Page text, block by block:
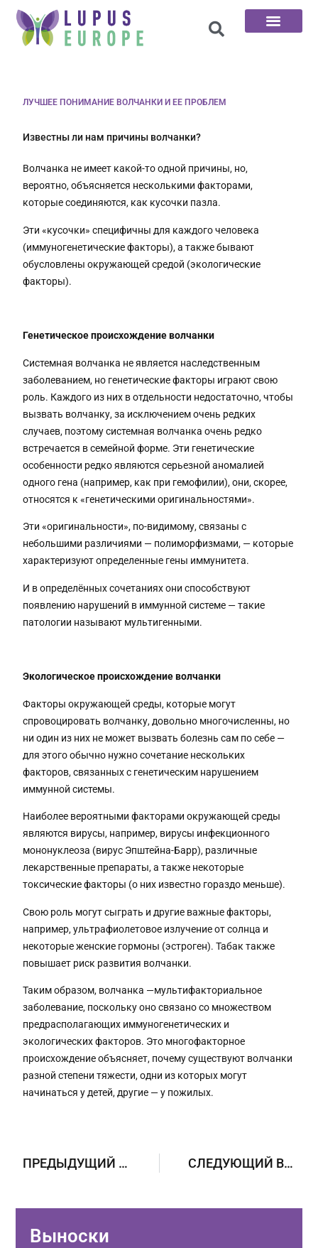
ЛУЧШЕЕ ПОНИМАНИЕ ВОЛЧАНКИ И ЕЕ ПРОБЛЕМ
Известны ли нам причины волчанки?
Волчанка не имеет какой-то одной причины, но,
вероятно, объясняется несколькими факторами,
которые соединяются, как кусочки пазла.
Эти «кусочки» специфичны для каждого человека
(иммуногенетические факторы), а также бывают
обусловлены окружающей средой (экологические
факторы).
Генетическое происхождение волчанки
Системная волчанка не является наследственным
заболеванием, но генетические факторы играют свою
роль. Каждого из них в отдельности недостаточно, чтобы
вызвать волчанку, за исключением очень редких
случаев, поэтому системная волчанка очень редко
встречается в семейной форме. Эти генетические
особенности редко являются серьезной аномалией
одного гена (например, как при гемофилии), они, скорее,
относятся к «генетическими оригинальностями».
Эти «оригинальности», по-видимому, связаны с
небольшими различиями — полиморфизмами, — которые
характеризуют определенные гены иммунитета.
И в определённых сочетаниях они способствуют
появлению нарушений в иммунной системе — такие
патологии называют мультигенными.
Экологическое происхождение волчанки
Факторы окружающей среды, которые могут
спровоцировать волчанку, довольно многочисленны, но
ни один из них не может вызвать болезнь сам по себе —
для этого обычно нужно сочетание нескольких
факторов, связанных с генетическим нарушением
иммунной системы.
Наиболее вероятными факторами окружающей среды
являются вирусы, например, вирусы инфекционного
мононуклеоза (вирус Эпштейна-Барр), различные
лекарственные препараты, а также некоторые
токсические факторы (о них известно гораздо меньше).
Свою роль могут сыграть и другие важные факторы,
например, ультрафиолетовое излучение от солнца и
некоторые женские гормоны (эстроген). Табак также
повышает риск развития волчанки.
Таким образом, волчанка —мультифакториальное
заболевание, поскольку оно связано со множеством
предрасполагающих иммуногенетических и
экологических факторов. Это многофакторное
происхождение объясняет, почему существуют волчанки
разной степени тяжести, одни из которых могут
начинаться у детей, другие — у пожилых.
ПРЕДЫДУЩИЙ ВОПРОС СЛЕДУЮЩИЙ ВОПРОС
Выноски